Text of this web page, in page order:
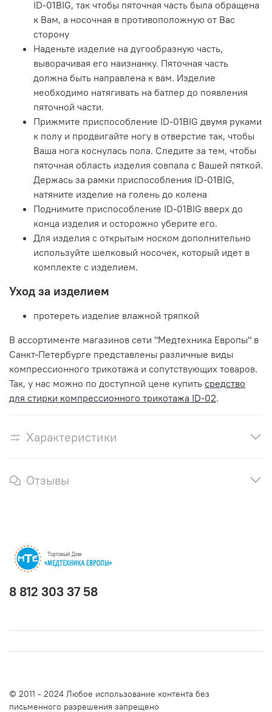
ID-01BIG, так чтобы пяточная часть была обращена
к Вам, а носочная в противоположную от Вас
сторону
Наденьте изделие на дугообразную часть,
выворачивая его наизнанку. Пяточная часть
должна быть направлена к вам. Изделие
необходимо натягивать на батлер до появления
пяточной части.
Прижмите приспособление ID-01BIG двумя руками
к полу и продвигайте ногу в отверстие так, чтобы
Ваша нога коснулась пола. Следите за тем, чтобы
пяточная область изделия совпала с Вашей пяткой.
Держась за рамки приспособления ID-01BIG,
натяните изделие на голень до колена
Поднимите приспособление ID-01BIG вверх до
конца изделия и осторожно уберите его.
Для изделия с открытым носком дополнительно
используйте шелковый носочек, который идет в
комплекте с изделием.
Уход за изделием
протереть изделие влажной тряпкой
В ассортименте магазинов сети "Медтехника Европы" в
Санкт-Петербурге представлены различные виды
компрессионного трикотажа и сопутствующих товаров.
Так, у нас можно по доступной цене купить средство
для стирки компрессионного трикотажа ID-02.
Характеристики
Отзывы
8 812 303 37 58
© 2011 - 2024 Любое использование контента без
письменного разрешения запрещено